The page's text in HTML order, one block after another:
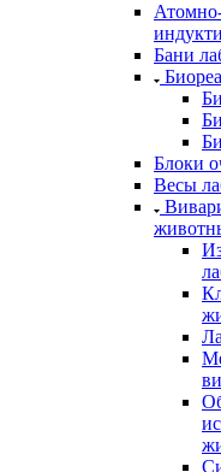
Бани
Блоки
Весы